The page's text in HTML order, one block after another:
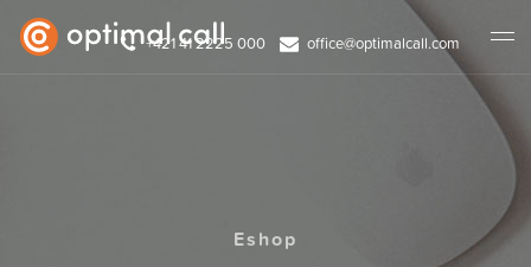
+421 41 2225 000 office@optimalcall.com
Eshop